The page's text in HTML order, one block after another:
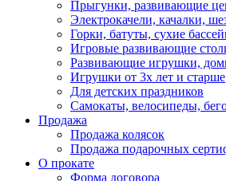
Прыгунки, развивающие
Электрокачели, качалки,
Горки, батуты, сухие
Игровые развивающие
Развивающие игрушки,
Игрушки от 3х лет и старше
Для детских праздников
Самокаты, велосипеды,
Продажа
Продажа колясок
Продажа подарочных
О прокате
Форма договора